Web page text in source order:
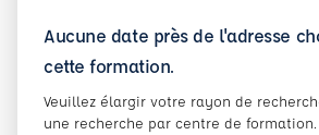
Aucune date près de l'adresse
cette formation.
Veuillez élargir votre rayon de
une recherche par centre de formation.